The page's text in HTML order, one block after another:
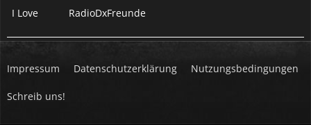
I Love RadioDxFreunde
Impressum Datenschutzerklärung Nutzungsbedingungen
Schreib uns!